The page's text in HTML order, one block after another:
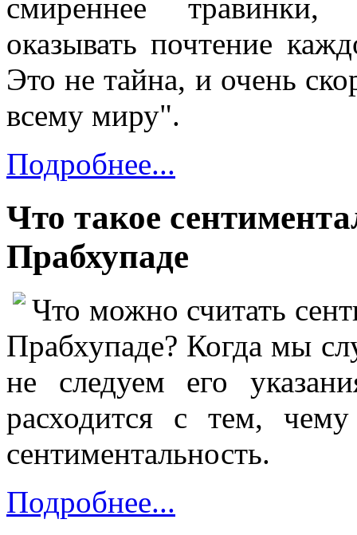
смиреннее травинки,
оказывать почтение
Это не тайна, и очень
всему миру".
Подробнее...
Что такое
Прабхупаде
Что можно считать
Прабхупаде? Когда мы
не следуем его
расходится с тем,
сентиментальность.
Подробнее...